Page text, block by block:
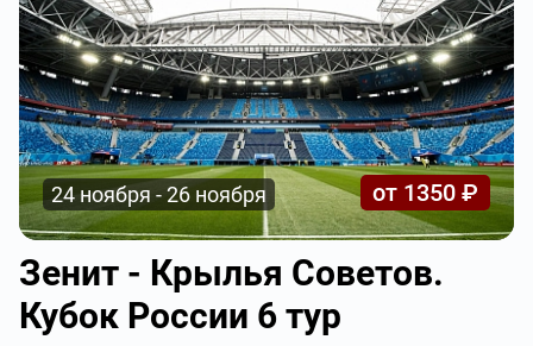
24 ноября - 26 ноября от 1350 ₽
Зенит - Крылья Советов.
Кубок России 6 тур